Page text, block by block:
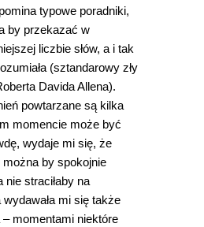
typowe poradniki,
by przekazać w
liczbie słów, a i tak
(sztandarowy zły
Davida Allena).
powtarzane są kilka
momencie może być
wydaje mi się, że
można by spokojnie
straciłaby na
mi się także
momentami niektóre